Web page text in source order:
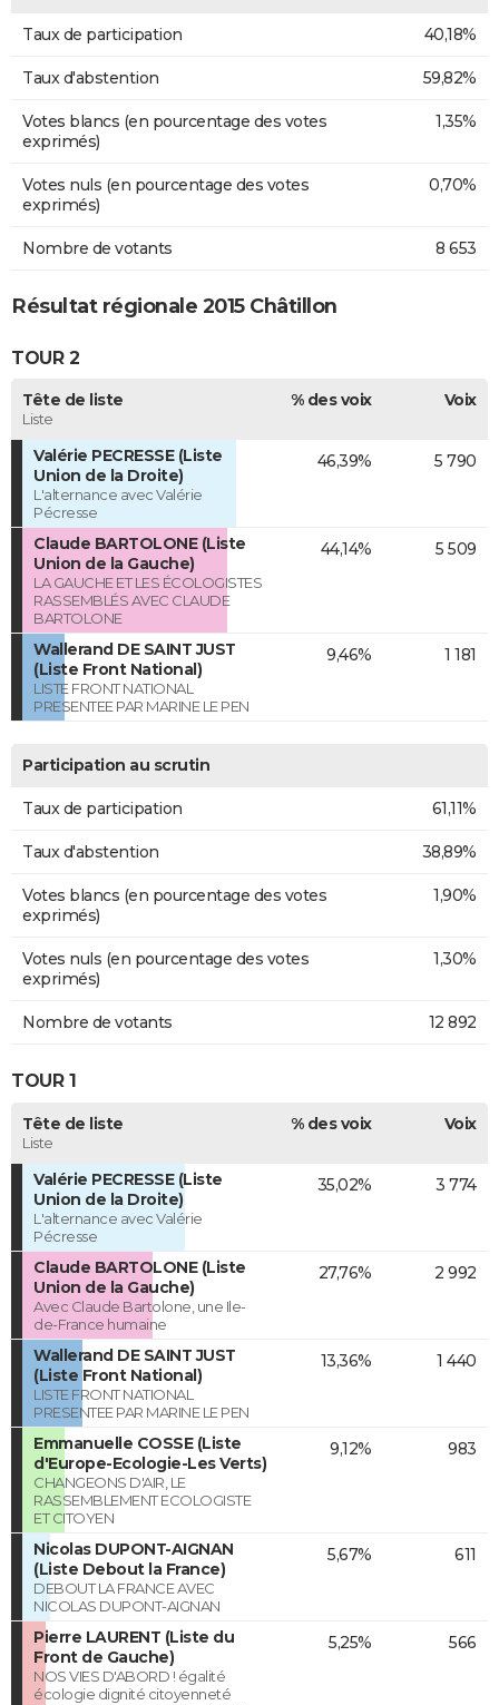
Taux de participation 40,18%
Taux d'abstention 59,82%
Votes blancs (en pourcentage des votes
exprimés)
1,35%
Votes nuls (en pourcentage des votes
exprimés)
0,70%
Nombre de votants 8 653
Résultat régionale 2015 Châtillon
TOUR 2
Tête de liste
Liste
% des voix Voix
Valérie PECRESSE (Liste
Union de la Droite)
L'alternance avec Valérie
Pécresse
46,39% 5 790
Claude BARTOLONE (Liste
Union de la Gauche)
LA GAUCHE ET LES ÉCOLOGISTES
RASSEMBLÉS AVEC CLAUDE
BARTOLONE
44,14% 5 509
Wallerand DE SAINT JUST
(Liste Front National)
LISTE FRONT NATIONAL
PRESENTEE PAR MARINE LE PEN
9,46% 1 181
Participation au scrutin
Taux de participation 61,11%
Taux d'abstention 38,89%
Votes blancs (en pourcentage des votes
exprimés)
1,90%
Votes nuls (en pourcentage des votes
exprimés)
1,30%
Nombre de votants 12 892
TOUR 1
Tête de liste
Liste
% des voix Voix
Valérie PECRESSE (Liste
Union de la Droite)
L'alternance avec Valérie
Pécresse
35,02% 3 774
Claude BARTOLONE (Liste
Union de la Gauche)
Avec Claude Bartolone, une Ile-
de-France humaine
27,76% 2 992
Wallerand DE SAINT JUST
(Liste Front National)
LISTE FRONT NATIONAL
PRESENTEE PAR MARINE LE PEN
13,36% 1 440
Emmanuelle COSSE (Liste
d'Europe-Ecologie-Les Verts)
CHANGEONS D'AIR, LE
RASSEMBLEMENT ECOLOGISTE
ET CITOYEN
9,12% 983
Nicolas DUPONT-AIGNAN
(Liste Debout la France)
DEBOUT LA FRANCE AVEC
NICOLAS DUPONT-AIGNAN
5,67% 611
Pierre LAURENT (Liste du
Front de Gauche)
NOS VIES D'ABORD ! égalité
écologie dignité citoyenneté
5,25% 566